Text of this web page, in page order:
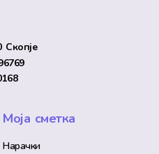
Скопје
Моја сметка
Нарачки